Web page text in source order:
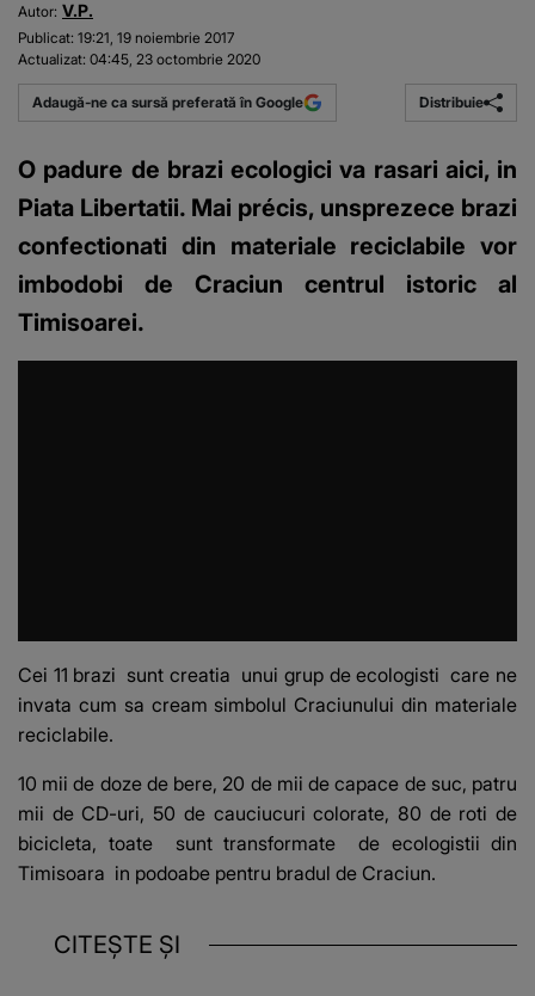
Autor: V.P.
Publicat: 19:21, 19 noiembrie 2017
Actualizat: 04:45, 23 octombrie 2020
Adaugă-ne ca sursă preferată în Google Distribuie
O padure de brazi ecologici va rasari aici, in
Piata Libertatii. Mai précis, unsprezece brazi
confectionati din materiale reciclabile vor
imbodobi de Craciun centrul istoric al
Timisoarei.
Cei 11 brazi sunt creatia unui grup de ecologisti care ne
invata cum sa cream simbolul Craciunului din materiale
reciclabile.
10 mii de doze de bere, 20 de mii de capace de suc, patru
mii de CD-uri, 50 de cauciucuri colorate, 80 de roti de
bicicleta, toate sunt transformate de ecologistii din
Timisoara in podoabe pentru bradul de Craciun.
CITEȘTE ȘI